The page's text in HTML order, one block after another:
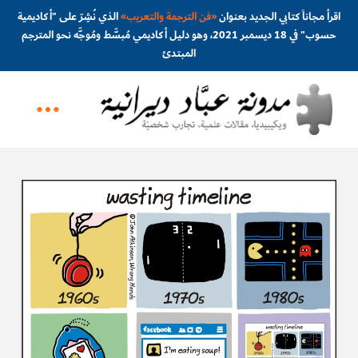
اقرأ مجاناً كتابي الجديد بعنوان«فن الترجمة والتعريب»الذي نُشِرَ على "أكاديمية
حسوب" في 18 ديسمبر 2021، وهو دليل أكاديمي مُبسَّط ومُوجَّه نحو المترجم
المبتدئ